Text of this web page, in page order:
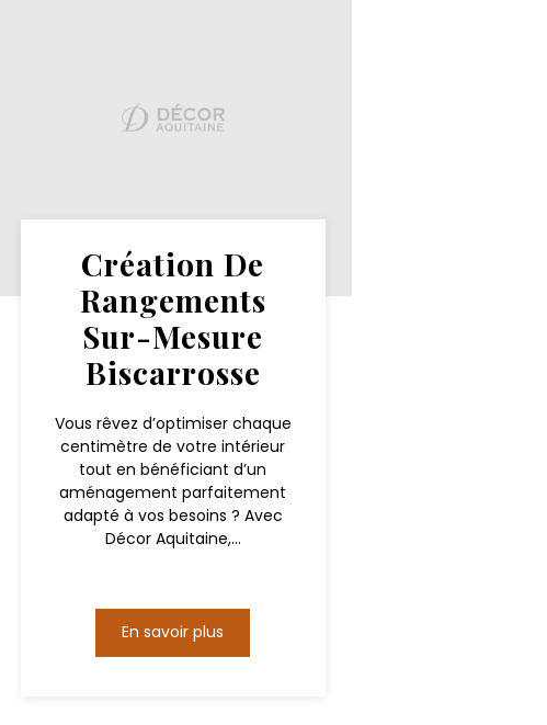
Création De
Rangements
Sur-Mesure
Biscarrosse
Vous rêvez d’optimiser chaque
centimètre de votre intérieur
tout en bénéficiant d’un
aménagement parfaitement
adapté à vos besoins ? Avec
Décor Aquitaine,...
En savoir plus